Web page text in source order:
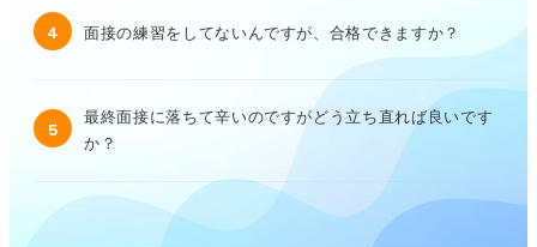
4 面接の練習をしてないんですが、合格できますか？
5
最終面接に落ちて辛いのですがどう立ち直れば良いです
か？